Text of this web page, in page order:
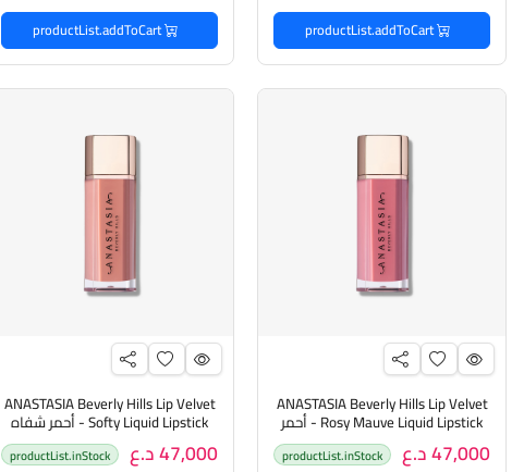
productList.addToCart
productList.addToCart
ANASTASIA Beverly Hills Lip Velvet
- Rosy Mauve Liquid Lipstick أحمر
شفاه سائل من أنستازيا47,000 د.ع productList.inStock
ANASTASIA Beverly Hills Lip Velvet
- Softy Liquid Lipstick أحمر شفاه
سائل من أنستازيا 47,000 د.ع productList.inStock